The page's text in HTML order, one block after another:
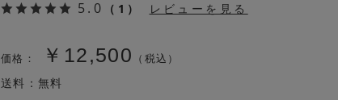
5.0 （1） レビューを見る
価格： ￥12,500 （税込）
送料：無料